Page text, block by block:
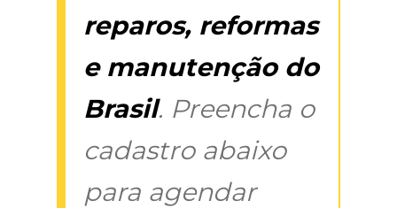
reparos, reformas
e manutenção do
Brasil. Preencha o
cadastro abaixo
para agendar